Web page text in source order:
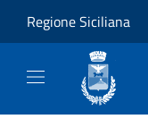
Regione Siciliana